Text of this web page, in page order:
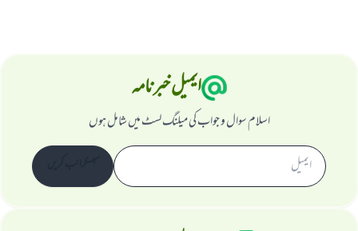
ایمیل خبرنامہ
اسلام سوال و جواب کی میلنگ لسٹ میں شامل ہوں